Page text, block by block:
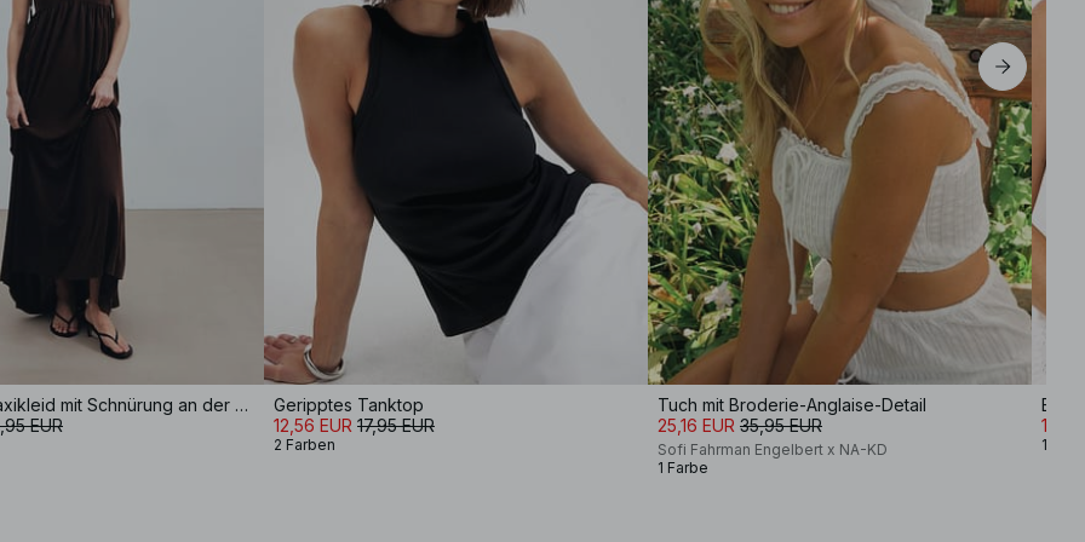
fließendes Maxikleid mit Schnürung an der Schulter
EUR
Geripptes Tanktop
12,56 EUR 17,95 EUR
2 Farben
Tuch mit Broderie-Anglaise-Detail
25,16 EUR 35,95 EUR
Sofi Fahrman Engelbert x NA-KD
1 Farbe
18,16
1